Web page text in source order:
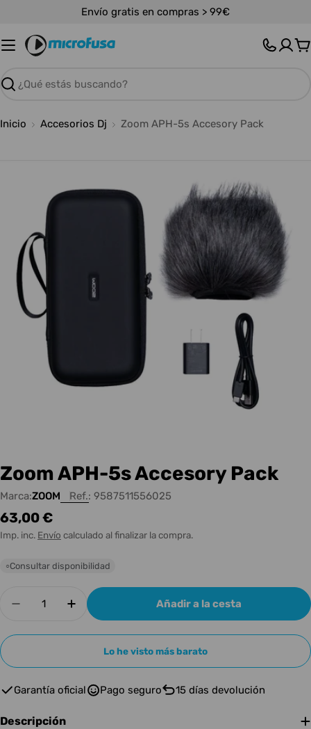
contenido
Envío gratis en compras > 99€
Buscar
Inicio Accesorios Dj Zoom APH-5s Accesory Pack
medios 0 en modal
Zoom APH-5s Accesory Pack
Marca:ZOOM Ref.: 9587511556025
Precio
habitual
63,00 €
Imp. inc. Envío calculado al finalizar la compra.
○Consultar disponibilidad
Disminuir cantidad para Zoom APH-5s
Aumentar cantidad para Zoom APH-
Añadir a la cesta
Lo he visto más barato
Garantía oficial Pago seguro 15 días devolución
Descripción